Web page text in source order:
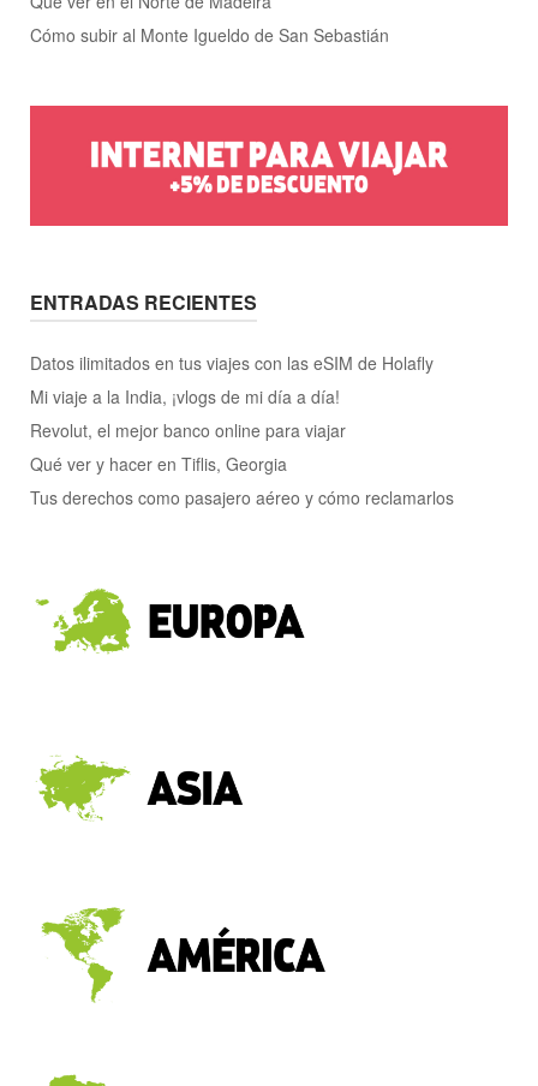
Cómo subir al Monte Igueldo de San Sebastián
ENTRADAS RECIENTES
Datos ilimitados en tus viajes con las eSIM de Holafly
Mi viaje a la India, ¡vlogs de mi día a día!
Revolut, el mejor banco online para viajar
Qué ver y hacer en Tiflis, Georgia
Tus derechos como pasajero aéreo y cómo reclamarlos